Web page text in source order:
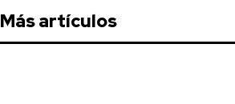
Más artículos